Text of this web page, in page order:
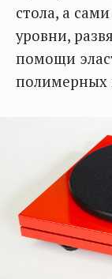
стола, а
уровни,
помощи
полимерных